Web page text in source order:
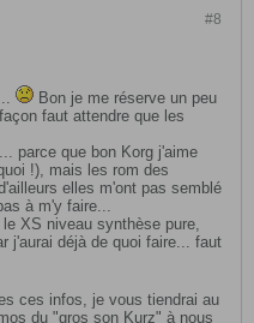
#8
Bon je me réserve un peu
faut attendre que les
parce que bon Korg j'aime
!), mais les rom des
elles m'ont pas semblé
à m'y faire...
XS niveau synthèse pure,
j'aurai déjà de quoi faire... faut
ces infos, je vous tiendrai au
du "gros son Kurz" à nous